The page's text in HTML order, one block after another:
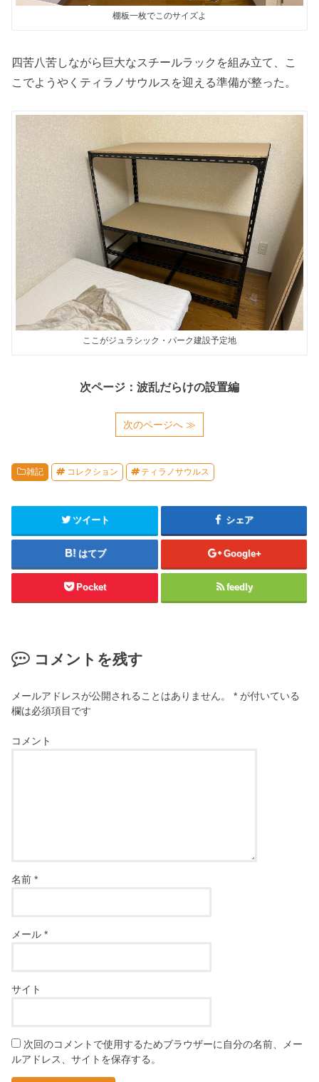
棚板一枚でこのサイズよ
四苦八苦しながら巨大なスチールラックを組み立て、こ
こでようやくティラノサウルスを迎える準備が整った。
ここがジュラシック・パーク建設予定地
次ページ：波乱だらけの設置編
次のページへ ≫
雑記 コレクション ティラノサウルス
ツイート シェア
はてブ Google+
Pocket feedly
コメントを残す
メールアドレスが公開されることはありません。 * が付いている
欄は必須項目です
コメント
名前*
メール*
サイト
次回のコメントで使用するためブラウザーに自分の名前、メー
ルアドレス、サイトを保存する。